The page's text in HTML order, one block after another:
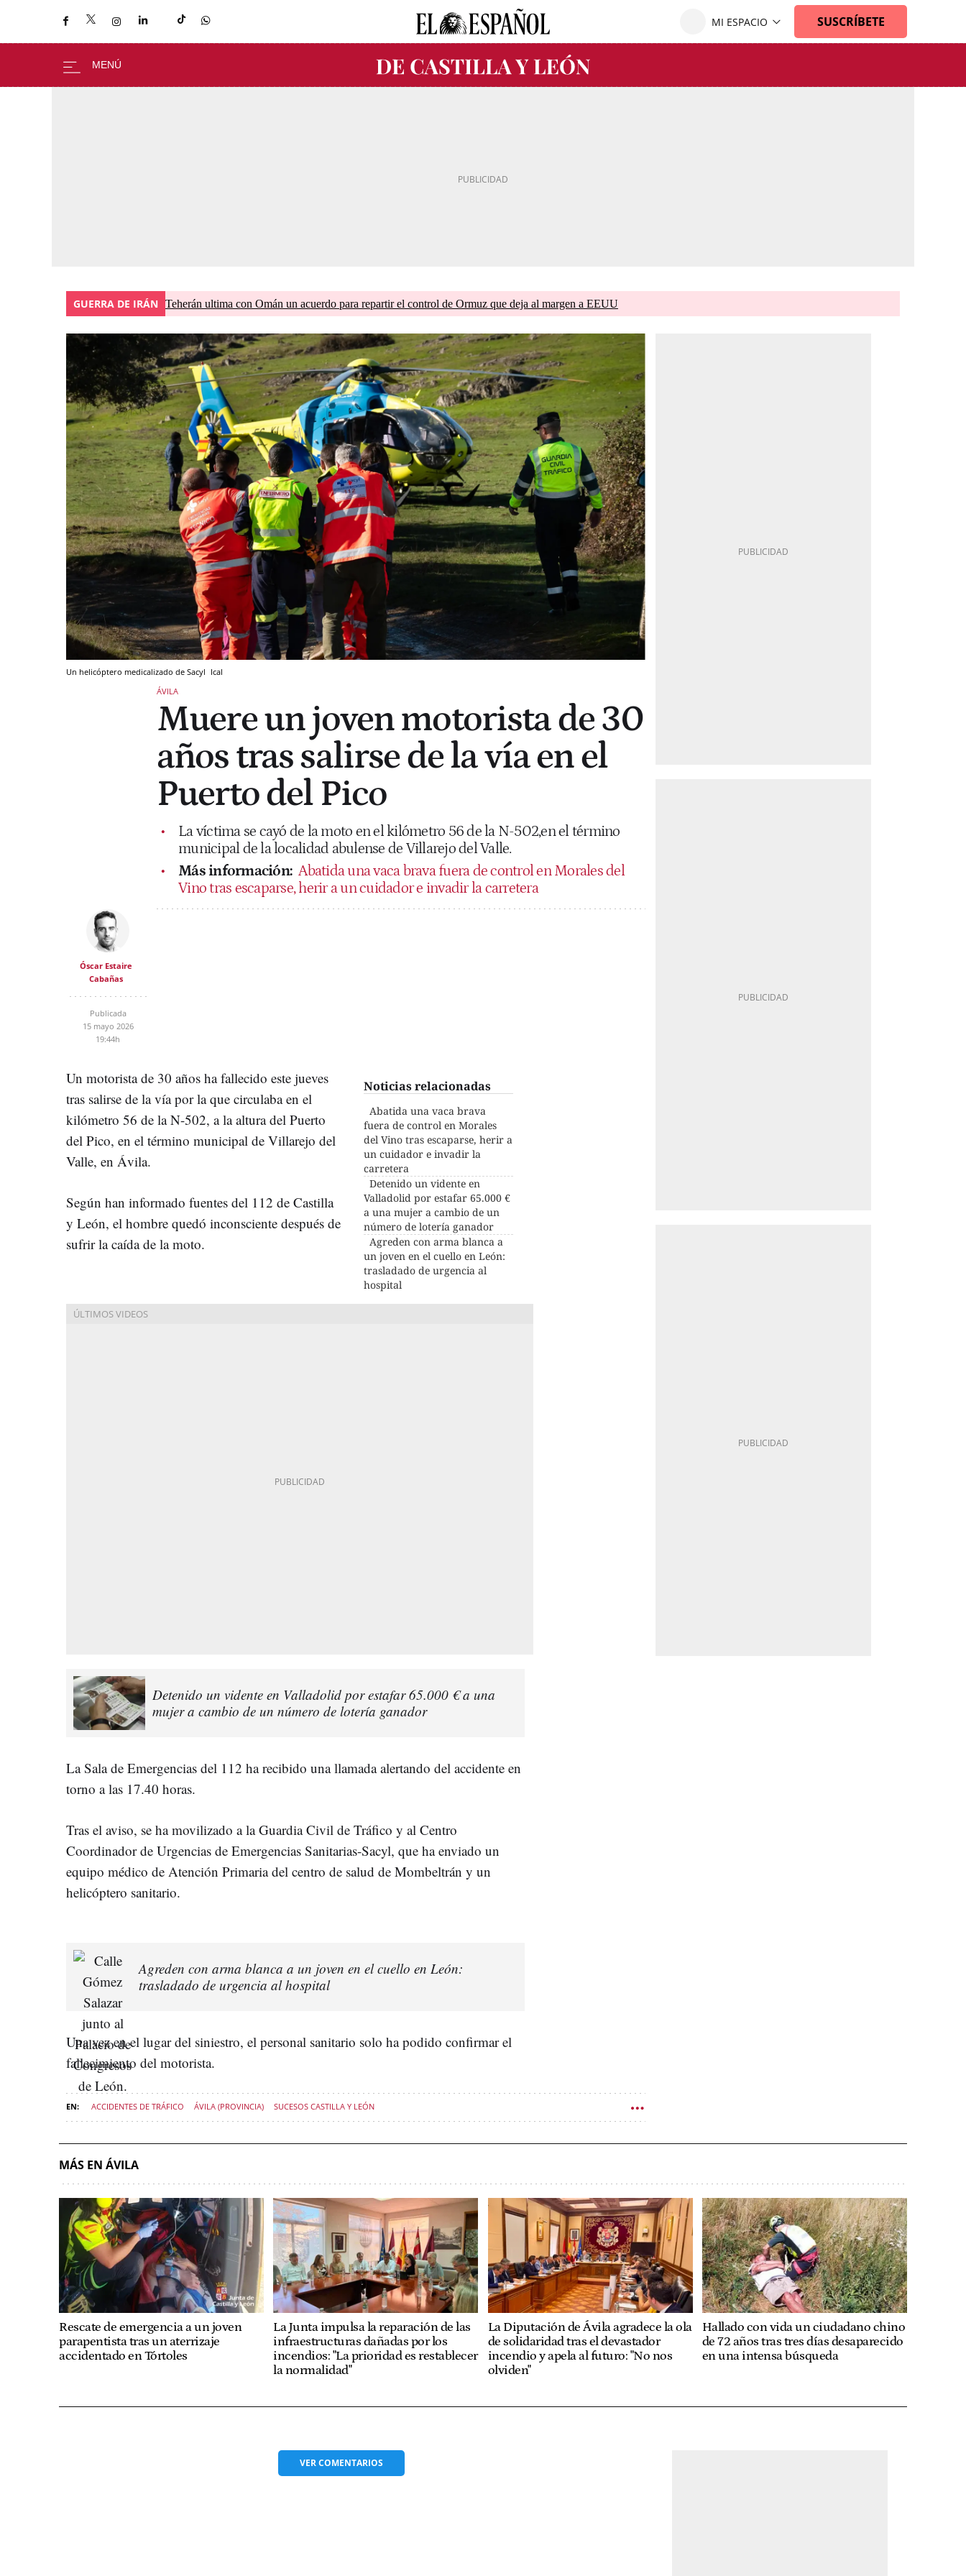
GUERRA DE IRÁN Teherán ultima con Omán un acuerdo para repartir el control de Ormuz que deja al margen a EEUU
Un helicóptero medicalizado de Sacyl Ical
ÁVILA
Muere un joven motorista de 30
años tras salirse de la vía en el
Puerto del Pico
La víctima se cayó de la moto en el kilómetro 56 de la N-502,en el término
municipal de la localidad abulense de Villarejo del Valle.
Más información: Abatida una vaca brava fuera de control en Morales del
Vino tras escaparse, herir a un cuidador e invadir la carretera
Óscar Estaire
Cabañas
Publicada
15 mayo 2026
19:44h
Noticias relacionadas
Abatida una vaca brava
fuera de control en Morales
del Vino tras escaparse, herir a
un cuidador e invadir la
carretera
Detenido un vidente en
Valladolid por estafar 65.000 €
a una mujer a cambio de un
número de lotería ganador
Agreden con arma blanca a
un joven en el cuello en León:
trasladado de urgencia al
hospital
Un motorista de 30 años ha fallecido este jueves
tras salirse de la vía por la que circulaba en el
kilómetro 56 de la N-502, a la altura del Puerto
del Pico, en el término municipal de Villarejo del
Valle, en Ávila.
Según han informado fuentes del 112 de Castilla
y León, el hombre quedó inconsciente después de
sufrir la caída de la moto.
Detenido un vidente en Valladolid por estafar 65.000 € a una
mujer a cambio de un número de lotería ganador
La Sala de Emergencias del 112 ha recibido una llamada alertando del accidente en
torno a las 17.40 horas.
Tras el aviso, se ha movilizado a la Guardia Civil de Tráfico y al Centro
Coordinador de Urgencias de Emergencias Sanitarias-Sacyl, que ha enviado un
equipo médico de Atención Primaria del centro de salud de Mombeltrán y un
helicóptero sanitario.
Agreden con arma blanca a un joven en el cuello en León:
trasladado de urgencia al hospital
Una vez en el lugar del siniestro, el personal sanitario solo ha podido confirmar el
fallecimiento del motorista.
ACCIDENTES DE TRÁFICO ÁVILA (PROVINCIA) SUCESOS CASTILLA Y LEÓN
MÁS EN ÁVILA
Rescate de emergencia a un joven
parapentista tras un aterrizaje
accidentado en Tórtoles
La Junta impulsa la reparación de las
infraestructuras dañadas por los
incendios: "La prioridad es restablecer
la normalidad"
La Diputación de Ávila agradece la ola
de solidaridad tras el devastador
incendio y apela al futuro: "No nos
olviden"
Hallado con vida un ciudadano chino
de 72 años tras tres días desaparecido
en una intensa búsqueda
VERCOMENTARIOS